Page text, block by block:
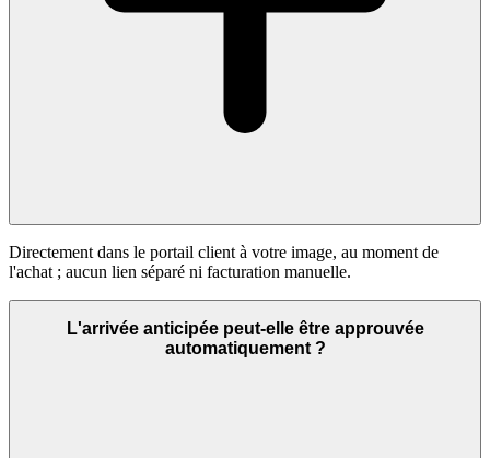
Directement dans le portail client à votre image, au moment de
l'achat ; aucun lien séparé ni facturation manuelle.
L'arrivée anticipée peut-elle être approuvée
automatiquement ?